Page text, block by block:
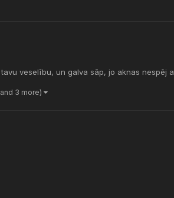
veselību, un galva sāp, jo aknas nespēj
3 more)